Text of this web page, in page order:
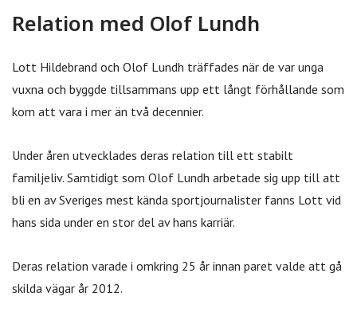
Relation med Olof Lundh
Lott Hildebrand och Olof Lundh träffades när de var unga
vuxna och byggde tillsammans upp ett långt förhållande som
kom att vara i mer än två decennier.
Under åren utvecklades deras relation till ett stabilt
familjeliv. Samtidigt som Olof Lundh arbetade sig upp till att
bli en av Sveriges mest kända sportjournalister fanns Lott vid
hans sida under en stor del av hans karriär.
Deras relation varade i omkring 25 år innan paret valde att gå
skilda vägar år 2012.